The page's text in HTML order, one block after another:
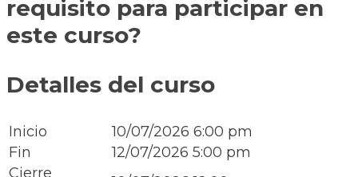
requisito para participar en
este curso?
Detalles del curso
Inicio
10/07/2026 6:00 pm
Fin
12/07/2026 5:00 pm
Cierre